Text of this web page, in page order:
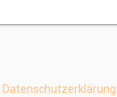
Datenschutzerklärung